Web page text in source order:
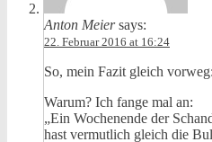
Anton Meier says:
22. Februar 2016 at 16:24
So, mein Fazit gleich
Warum? Ich fange mal an:
„Ein Wochenende der
hast vermutlich gleich die